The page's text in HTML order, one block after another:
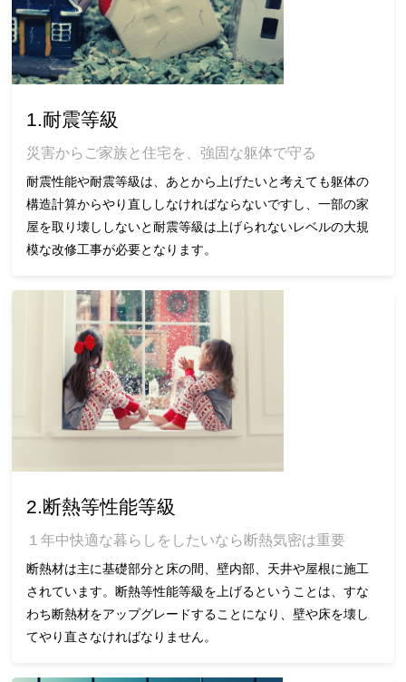
1.耐震等級
災害からご家族と住宅を、強固な躯体で守る
耐震性能や耐震等級は、あとから上げたいと考えても躯体の
構造計算からやり直ししなければならないですし、一部の家
屋を取り壊ししないと耐震等級は上げられないレベルの大規
模な改修工事が必要となります。
2.断熱等性能等級
１年中快適な暮らしをしたいなら断熱気密は重要
断熱材は主に基礎部分と床の間、壁内部、天井や屋根に施工
されています。断熱等性能等級を上げるということは、すな
わち断熱材をアップグレードすることになり、壁や床を壊し
てやり直さなければなりません。